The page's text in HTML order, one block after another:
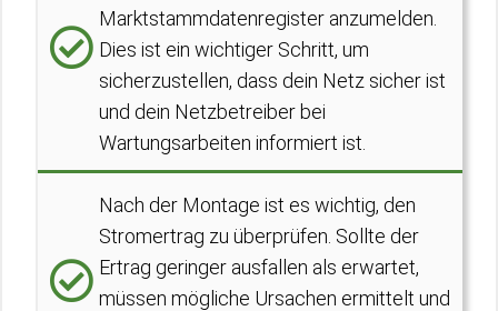
Marktstammdatenregister anzumelden.
Dies ist ein wichtiger Schritt, um
sicherzustellen, dass dein Netz sicher ist
und dein Netzbetreiber bei
Wartungsarbeiten informiert ist.
Nach der Montage ist es wichtig, den
Stromertrag zu überprüfen. Sollte der
Ertrag geringer ausfallen als erwartet,
müssen mögliche Ursachen ermittelt und